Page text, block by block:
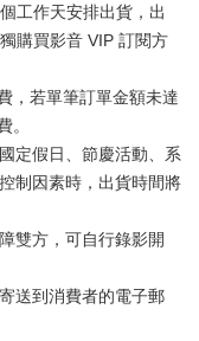
工作天安排出貨，出
購買影音 VIP 訂閱方
，若單筆訂單金額未達
。
定假日、節慶活動、系
制因素時，出貨時間將
雙方，可自行錄影開
送到消費者的電子郵